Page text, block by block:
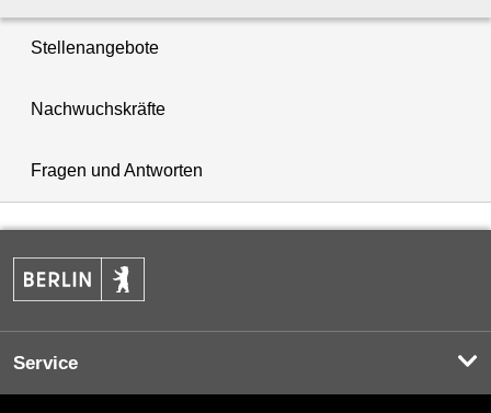
Stellenangebote
Nachwuchskräfte
Fragen und Antworten
Service